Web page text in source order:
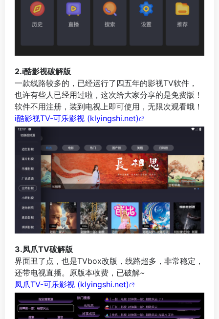
2.i酷影视破解版
一款线路较多的，已经运行了四五年的影视TV软件，
也许有些人已经用过啦，这次给大家分享的是免费版！
软件不用注册，装到电视上即可使用，无限次观看哦！
i酷影视TV-可乐影视 (klyingshi.net)
3.凤爪TV破解版
界面丑了点，也是TVbox改版，线路超多，非常稳定，
还带电视直播。原版本收费，已破解~
凤爪TV-可乐影视 (klyingshi.net)